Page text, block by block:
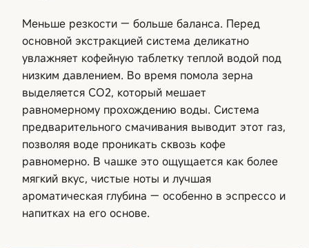
Меньше резкости — больше баланса. Перед
основной экстракцией система деликатно
увлажняет кофейную таблетку теплой водой под
низким давлением. Во время помола зерна
выделяется CO2, который мешает
равномерному прохождению воды. Система
предварительного смачивания выводит этот газ,
позволяя воде проникать сквозь кофе
равномерно. В чашке это ощущается как более
мягкий вкус, чистые ноты и лучшая
ароматическая глубина — особенно в эспрессо и
напитках на его основе.